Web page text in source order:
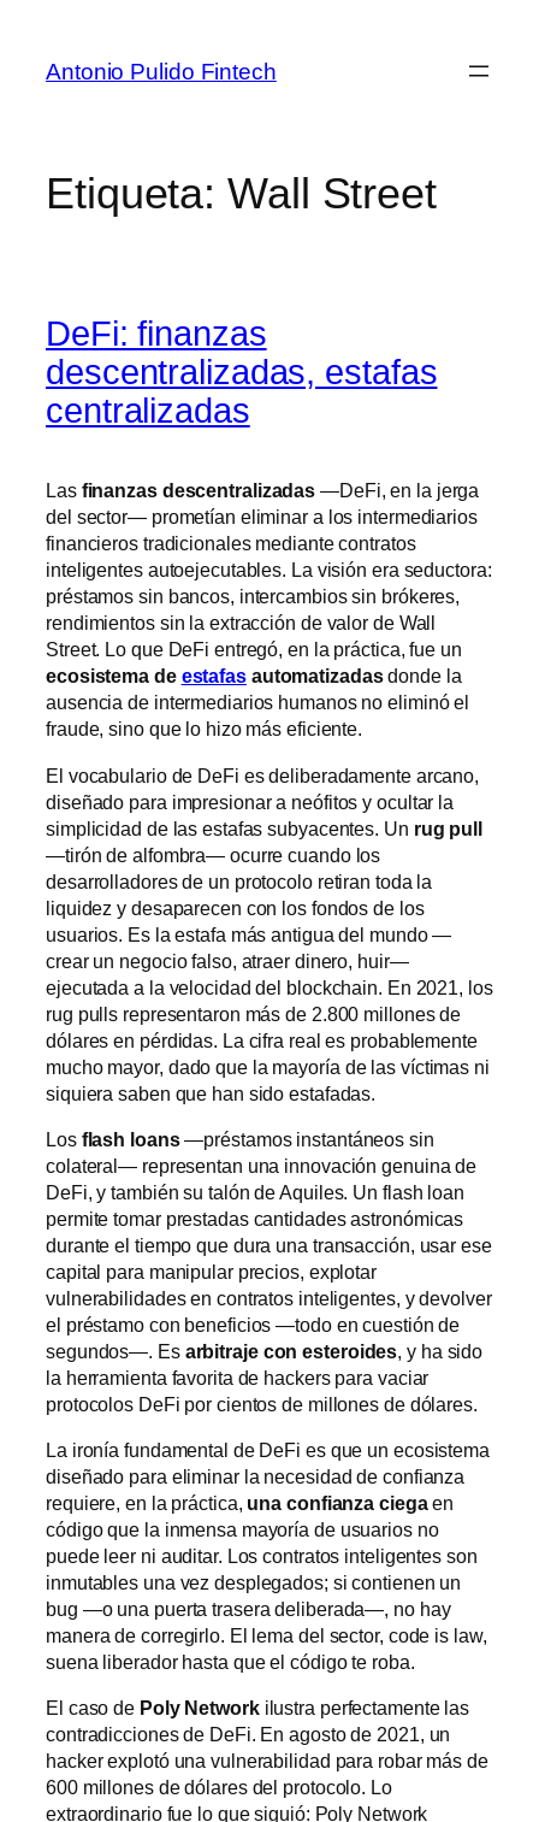
Antonio Pulido Fintech
Etiqueta: Wall Street
DeFi: finanzas
descentralizadas, estafas
centralizadas
Las finanzas descentralizadas —DeFi, en la jerga
del sector— prometían eliminar a los intermediarios
financieros tradicionales mediante contratos
inteligentes autoejecutables. La visión era seductora:
préstamos sin bancos, intercambios sin brókeres,
rendimientos sin la extracción de valor de Wall
Street. Lo que DeFi entregó, en la práctica, fue un
ecosistema de estafasautomatizadasdonde la
ausencia de intermediarios humanos no eliminó el
fraude, sino que lo hizo más eficiente.
El vocabulario de DeFi es deliberadamente arcano,
diseñado para impresionar a neófitos y ocultar la
simplicidad de las estafas subyacentes. Un rug pull
—tirón de alfombra— ocurre cuando los
desarrolladores de un protocolo retiran toda la
liquidez y desaparecen con los fondos de los
usuarios. Es la estafa más antigua del mundo —
crear un negocio falso, atraer dinero, huir—
ejecutada a la velocidad del blockchain. En 2021, los
rug pulls representaron más de 2.800 millones de
dólares en pérdidas. La cifra real es probablemente
mucho mayor, dado que la mayoría de las víctimas ni
siquiera saben que han sido estafadas.
Los flash loans—préstamos instantáneos sin
colateral— representan una innovación genuina de
DeFi, y también su talón de Aquiles. Un flash loan
permite tomar prestadas cantidades astronómicas
durante el tiempo que dura una transacción, usar ese
capital para manipular precios, explotar
vulnerabilidades en contratos inteligentes, y devolver
el préstamo con beneficios —todo en cuestión de
segundos—. Es arbitraje con esteroides, y ha sido
la herramienta favorita de hackers para vaciar
protocolos DeFi por cientos de millones de dólares.
La ironía fundamental de DeFi es que un ecosistema
diseñado para eliminar la necesidad de confianza
requiere, en la práctica, una confianza ciegaen
código que la inmensa mayoría de usuarios no
puede leer ni auditar. Los contratos inteligentes son
inmutables una vez desplegados; si contienen un
bug —o una puerta trasera deliberada—, no hay
manera de corregirlo. El lema del sector, code is law,
suena liberador hasta que el código te roba.
El caso de Poly Networkilustra perfectamente las
contradicciones de DeFi. En agosto de 2021, un
hacker explotó una vulnerabilidad para robar más de
600 millones de dólares del protocolo. Lo
extraordinario fue lo que siguió: Poly Network